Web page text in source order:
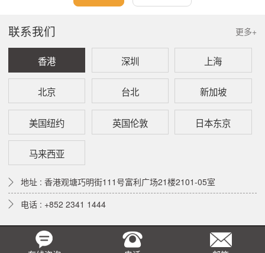
更多+
联系我们
香港 深圳 上海
北京 台北 新加坡
美国纽约 英国伦敦 日本东京
马来西亚
地址 : 香港观塘巧明街111号富利广场21楼2101-05室
电话 : +852 2341 1444